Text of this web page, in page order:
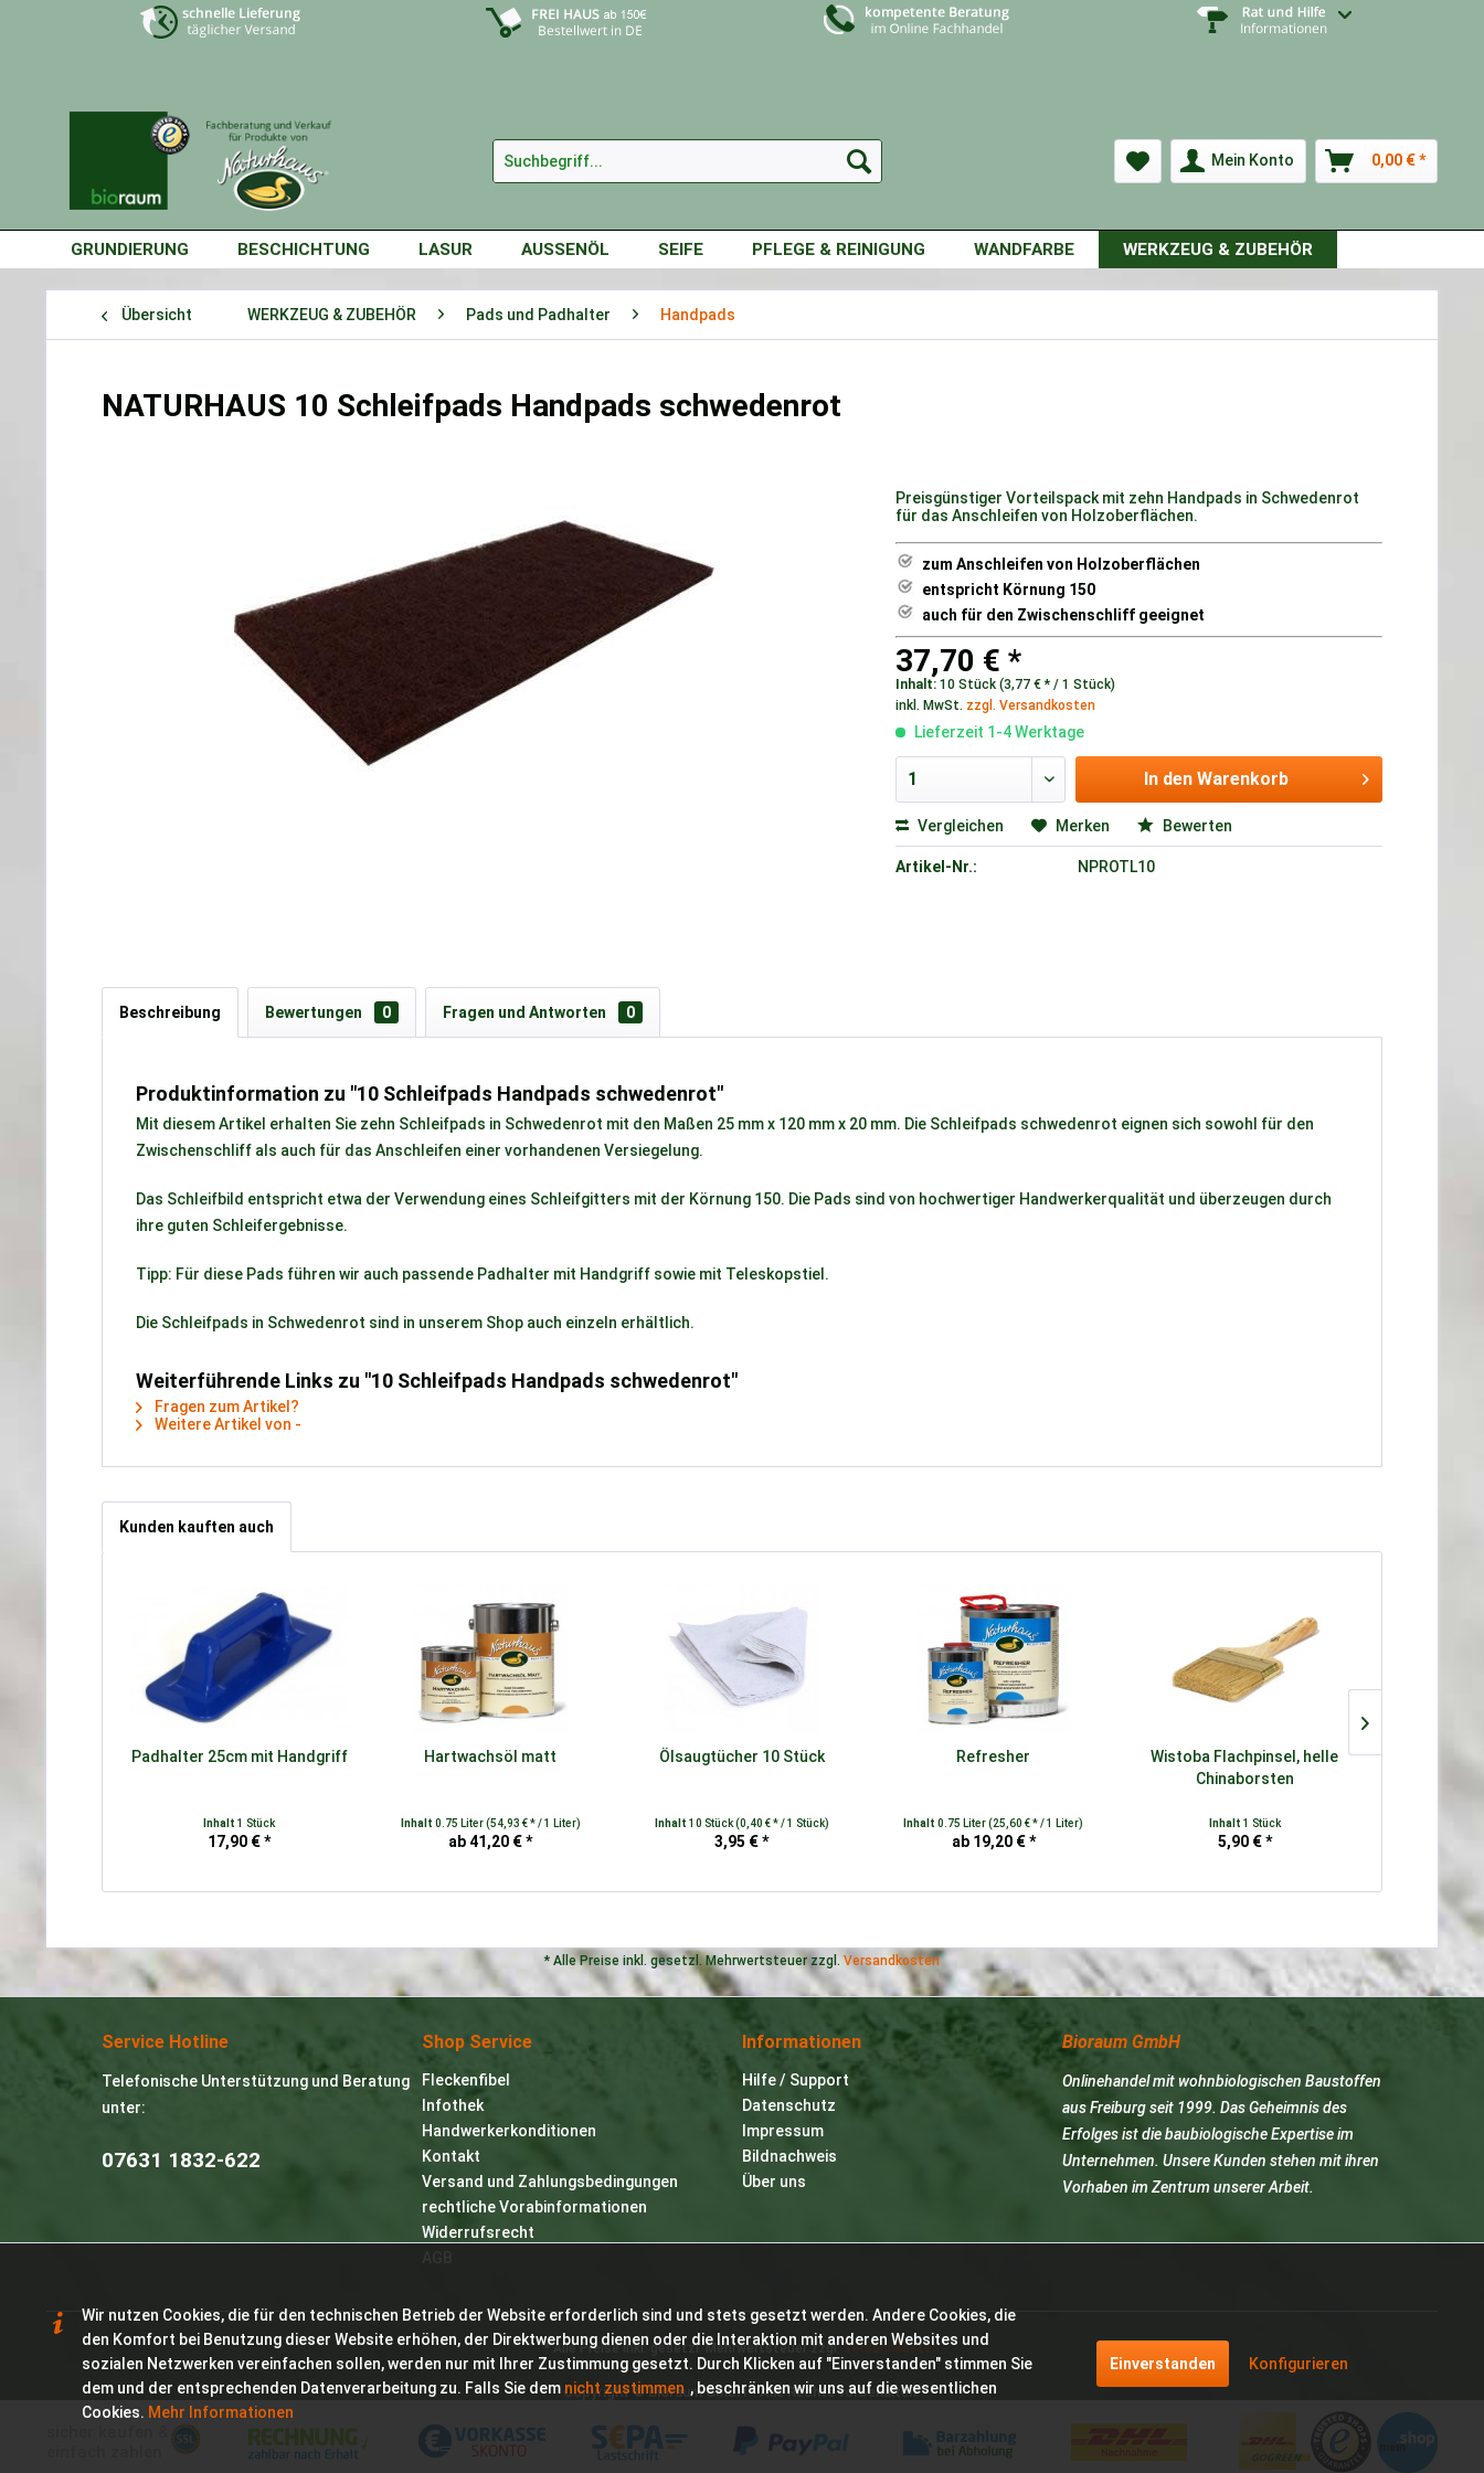
Mein Konto 0,00 € *
GRUNDIERUNG BESCHICHTUNG LASUR AUSSENÖL SEIFE PFLEGE & REINIGUNG WANDFARBE WERKZEUG & ZUBEHÖR
Übersicht WERKZEUG & ZUBEHÖR Pads und Padhalter Handpads
NATURHAUS 10 Schleifpads Handpads schwedenrot
Preisgünstiger Vorteilspack mit zehn Handpads in Schwedenrot
für das Anschleifen von Holzoberflächen.
zum Anschleifen von Holzoberflächen
entspricht Körnung 150
auch für den Zwischenschliff geeignet
37,70 € *
Inhalt:10 Stück (3,77 € * / 1 Stück)
inkl. MwSt. zzgl. Versandkosten
Lieferzeit 1-4 Werktage
In den Warenkorb
Vergleichen Merken Bewerten
Artikel-Nr.: NPROTL10
Beschreibung Bewertungen 0 Fragen und Antworten 0
Produktinformation zu "10 Schleifpads Handpads schwedenrot"
Mit diesem Artikel erhalten Sie zehn Schleifpads in Schwedenrot mit den Maßen 25 mm x 120 mm x 20 mm. Die Schleifpads schwedenrot eignen sich sowohl für den
Zwischenschliff als auch für das Anschleifen einer vorhandenen Versiegelung.
Das Schleifbild entspricht etwa der Verwendung eines Schleifgitters mit der Körnung 150. Die Pads sind von hochwertiger Handwerkerqualität und überzeugen durch
ihre guten Schleifergebnisse.
Tipp: Für diese Pads führen wir auch passende Padhalter mit Handgriff sowie mit Teleskopstiel.
Die Schleifpads in Schwedenrot sind in unserem Shop auch einzeln erhältlich.
Weiterführende Links zu "10 Schleifpads Handpads schwedenrot"
Fragen zum Artikel?
Weitere Artikel von -
Kunden kauften auch
Padhalter 25cm mit Handgriff
Inhalt1 Stück
17,90 € *
Hartwachsöl matt
Inhalt 0.75 Liter(54,93 € * / 1 Liter)
ab 41,20 € *
Ölsaugtücher 10 Stück
Inhalt 10 Stück(0,40 € * / 1 Stück)
3,95 € *
Refresher
Inhalt0.75 Liter(25,60 € * / 1 Liter)
ab 19,20 € *
Wistoba Flachpinsel, helle
Chinaborsten
Inhalt 1 Stück
5,90 € *
* Alle Preise inkl. gesetzl. Mehrwertsteuer zzgl. Versandkosten
Service Hotline
Telefonische Unterstützung und Beratung
unter:
07631 1832-622
Shop Service
Fleckenfibel
Infothek
Handwerkerkonditionen
Kontakt
Versand und Zahlungsbedingungen
rechtliche Vorabinformationen
Widerrufsrecht
Informationen
Hilfe / Support
Datenschutz
Impressum
Bildnachweis
Über uns
Bioraum GmbH
Onlinehandel mit wohnbiologischen Baustoffen
aus Freiburg seit 1999. Das Geheimnis des
Erfolges ist die baubiologische Expertise im
Unternehmen. Unsere Kunden stehen mit ihren
Vorhaben im Zentrum unserer Arbeit.
* Alle Preise inkl. gesetzl. Mehrwertsteuer zzgl.Versandkosten
Copyright © Bioraum GmbH - Alle Rechte vorbehalten.
Wir nutzen Cookies, die für den technischen Betrieb der Website erforderlich sind und stets gesetzt werden. Andere Cookies, die
den Komfort bei Benutzung dieser Website erhöhen, der Direktwerbung dienen oder die Interaktion mit anderen Websites und
sozialen Netzwerken vereinfachen sollen, werden nur mit Ihrer Zustimmung gesetzt. Durch Klicken auf "Einverstanden" stimmen Sie
dem und der entsprechenden Datenverarbeitung zu. Falls Sie dem nicht zustimmen , beschränken wir uns auf die wesentlichen
Cookies. Mehr Informationen
Einverstanden Konfigurieren